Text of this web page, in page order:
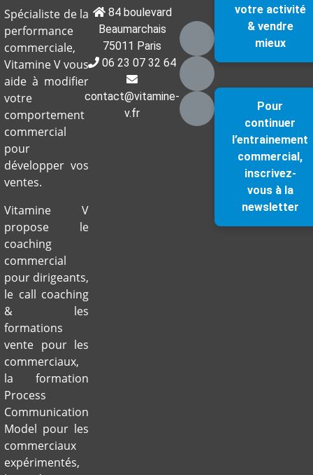
Spécialiste de la
performance
commerciale,
Vitamine V vous
aide à modifier
votre
comportement
commercial
pour
développer vos
ventes.
Vitamine V
propose le
coaching
commercial
pour dirigeants,
le call coaching
& les
formations
vente pour les
commerciaux,
la formation
Process
Communication
Model pour les
commerciaux
expérimentés,
84 boulevard
Beaumarchais
75011 Paris
06 23 07 32 64
contact@vitamine-
v.fr
votre activité
& vendre
mieux
Pour
continuer
l’entrainement
commercial,
inscrivez-
vous à la
newsletter